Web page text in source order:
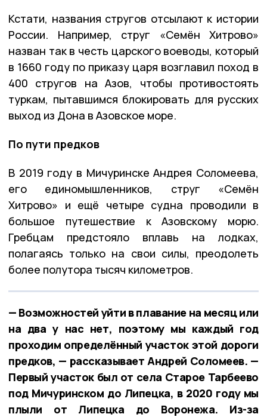
Кстати, названия стругов отсылают к истории
России. Например, струг «Семён Хитрово»
назван так в честь царского воеводы, который
в 1660 году по приказу царя возглавил поход в
400 стругов на Азов, чтобы противостоять
туркам, пытавшимся блокировать для русских
выход из Дона в Азовское море.
По пути предков
В 2019 году в Мичуринске Андрея Соломеева,
его единомышленников, струг «Семён
Хитрово» и ещё четыре судна проводили в
большое путешествие к Азовскому морю.
Гребцам предстояло вплавь на лодках,
полагаясь только на свои силы, преодолеть
более полутора тысяч километров.
— Возможностей уйти в плавание на месяц или
на два у нас нет, поэтому мы каждый год
проходим определённый участок этой дороги
предков, — рассказывает Андрей Соломеев. —
Первый участок был от села Старое Тарбеево
под Мичуринском до Липецка, в 2020 году мы
плыли от Липецка до Воронежа. Из-за